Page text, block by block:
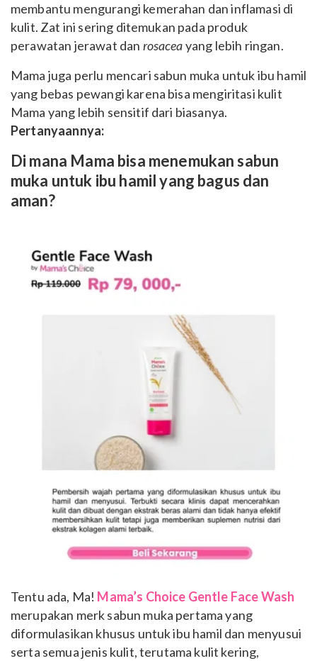
membantu mengurangi kemerahan dan inflamasi di
kulit. Zat ini sering ditemukan pada produk
perawatan jerawat dan rosaceayang lebih ringan.
Mama juga perlu mencari sabun muka untuk ibu hamil
yang bebas pewangi karena bisa mengiritasi kulit
Mama yang lebih sensitif dari biasanya.
Pertanyaannya:
Di mana Mama bisa menemukan sabun
muka untuk ibu hamil yang bagus dan
aman?
Tentu ada, Ma! Mama’s Choice Gentle Face Wash
merupakan merk sabun muka pertama yang
diformulasikan khusus untuk ibu hamil dan menyusui
serta semua jenis kulit, terutama kulit kering,